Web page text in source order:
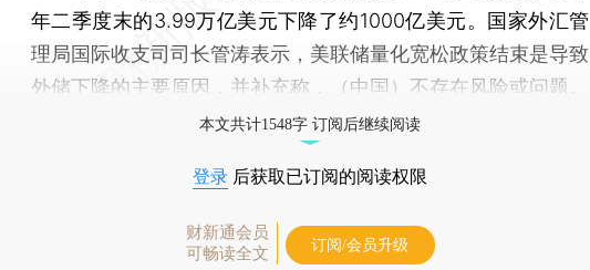
年二季度末的3.99万亿美元下降了约1000亿美元。国家外汇管
理局国际收支司司长管涛表示，美联储量化宽松政策结束是导致
外储下降的主要原因，并补充称，（中国）不存在风险或问题。
本文共计1548字 订阅后继续阅读
登录 后获取已订阅的阅读权限
财新通会员
可畅读全文
订阅/会员升级